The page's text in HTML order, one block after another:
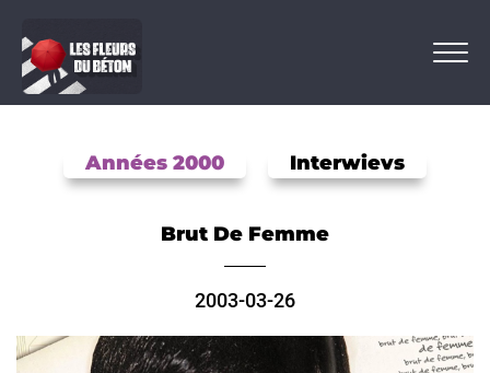
Années 2000 Interwievs
Brut De Femme
2003-03-26